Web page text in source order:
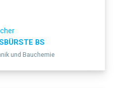
BS
und Bauchemie